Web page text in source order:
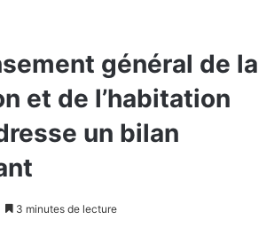
général de la
et de l’habitation
un bilan
3 minutes de lecture